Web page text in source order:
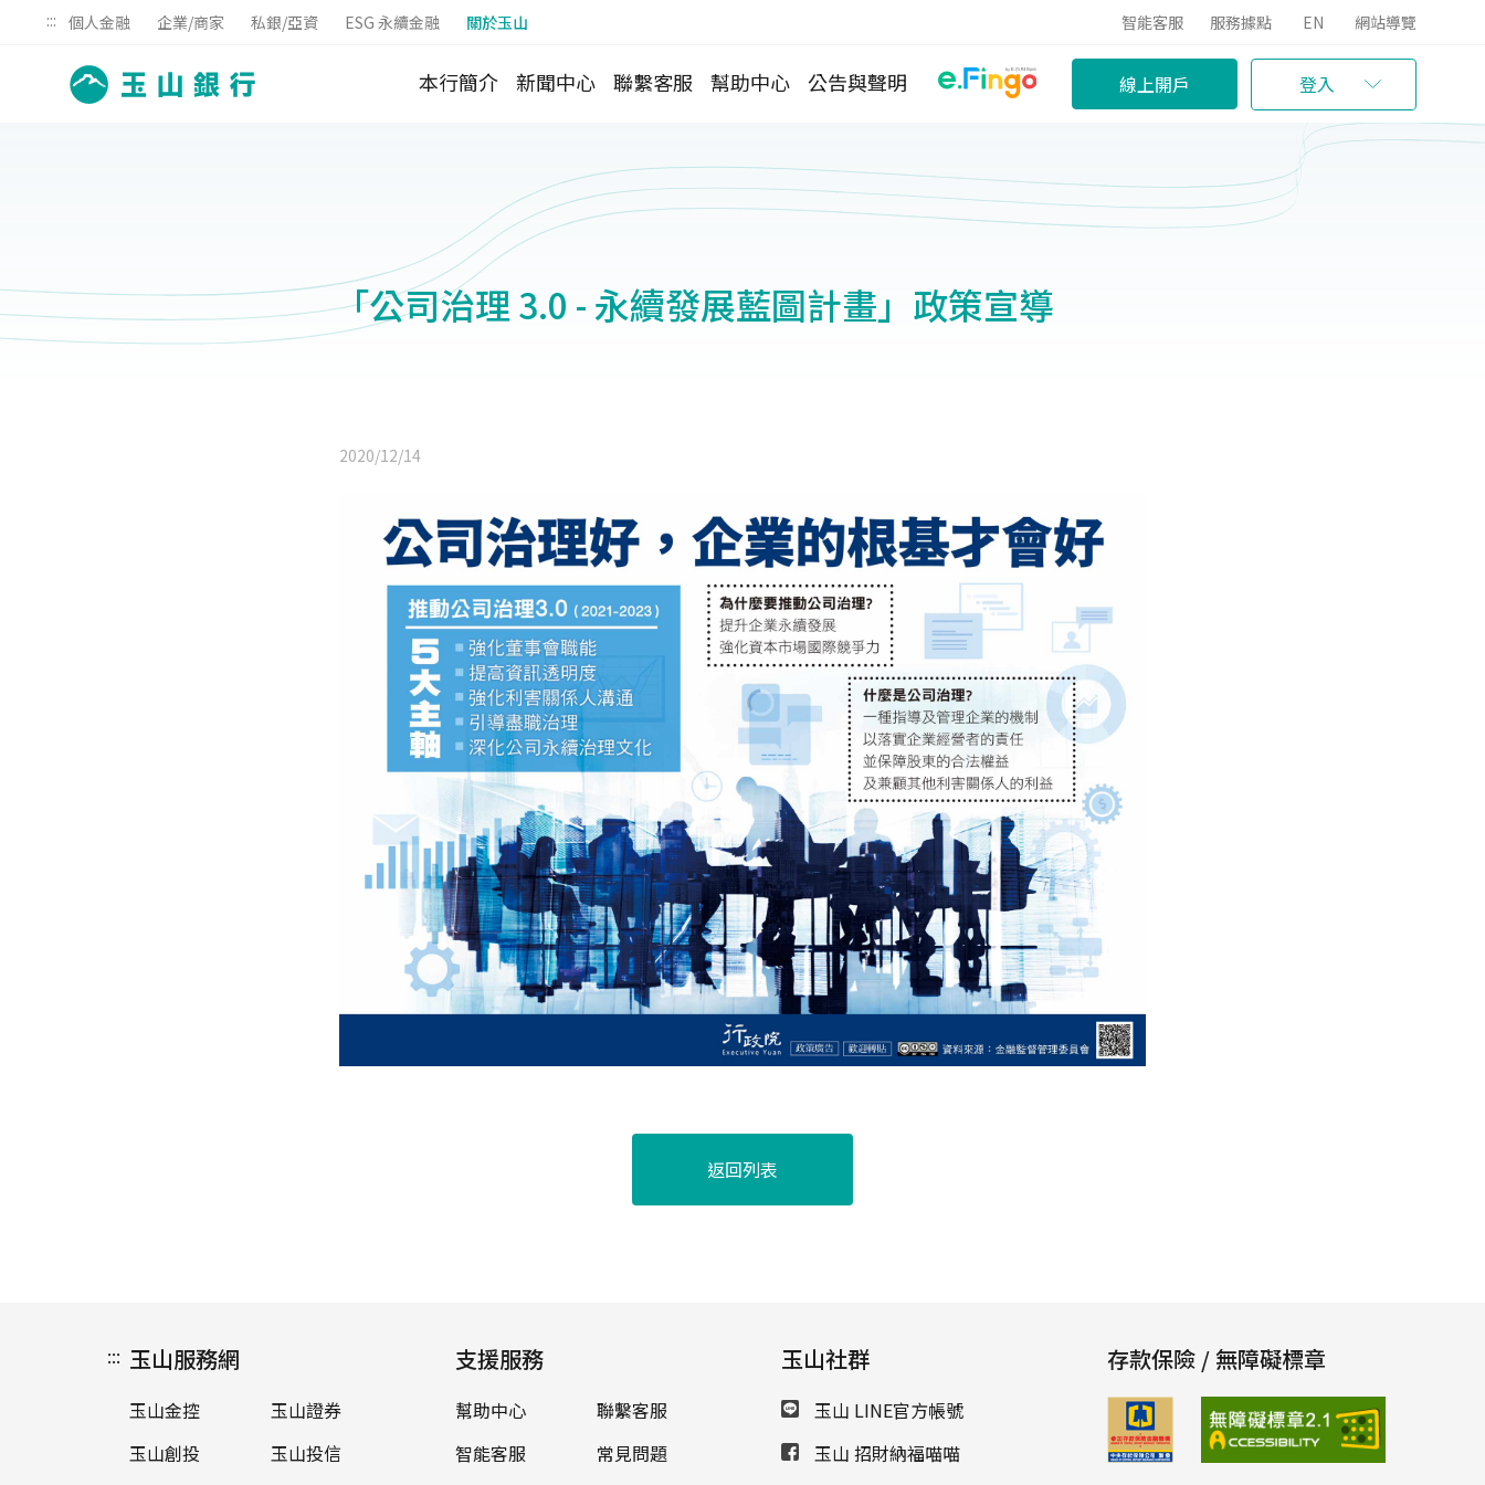
::: 個人金融 企業/商家 私銀/亞資 ESG 永續金融 關於玉山 智能客服 服務據點 EN 網站導覽
本行簡介 新聞中心 聯繫客服 幫助中心 公告與聲明 線上開戶 登入
「公司治理 3.0 - 永續發展藍圖計畫」政策宣導
2020/12/14
返回列表
::: 玉山服務網
玉山金控
玉山證券
玉山創投
玉山投信
支援服務
幫助中心
聯繫客服
智能客服
常見問題
玉山社群
玉山 LINE官方帳號
玉山 招財納福喵喵
存款保險 / 無障礙標章